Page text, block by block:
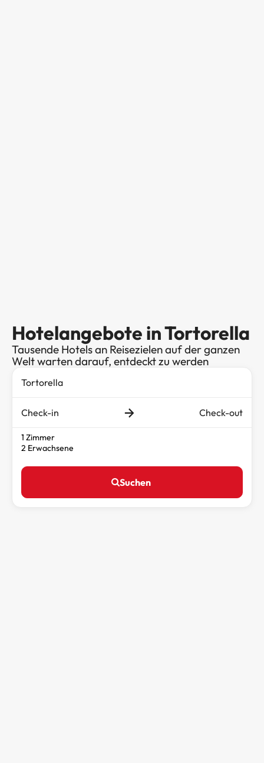
Hotelangebote in Tortorella
Tausende Hotels an Reisezielen auf der ganzen
Welt warten darauf, entdeckt zu werden
Check-in Check-out
1 Zimmer
2 Erwachsene
Suchen